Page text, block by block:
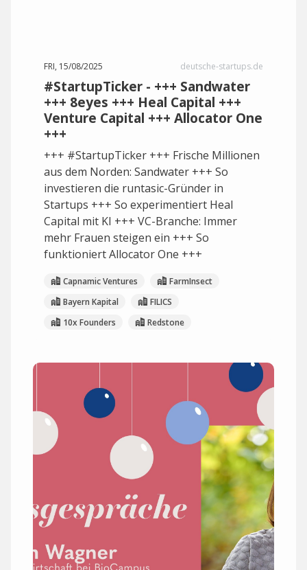
FRI, 15/08/2025 deutsche-startups.de
#StartupTicker - +++ Sandwater
+++ 8eyes +++ Heal Capital +++
Venture Capital +++ Allocator One
+++
+++ #StartupTicker +++ Frische Millionen
aus dem Norden: Sandwater +++ So
investieren die runtasic-Gründer in
Startups +++ So experimentiert Heal
Capital mit KI +++ VC-Branche: Immer
mehr Frauen steigen ein +++ So
funktioniert Allocator One +++
Capnamic Ventures
FarmInsect
Bayern Kapital
FILICS
10x Founders
Redstone